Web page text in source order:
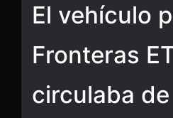
El vehículo
Fronteras
circulaba